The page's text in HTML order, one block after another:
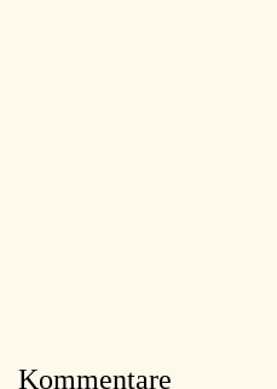
Kommentare